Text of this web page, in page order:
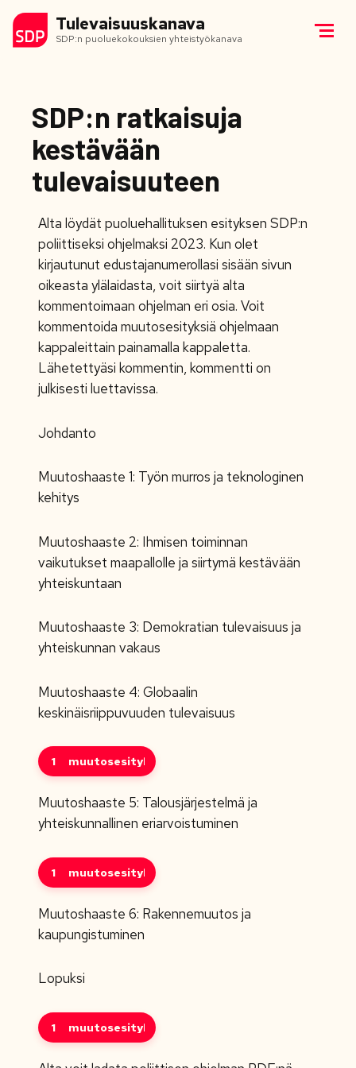
Tulevaisuuskanava
SDP:n puoluekokouksien yhteistyökanava
SDP:n ratkaisuja
kestävään
tulevaisuuteen
Alta löydät puoluehallituksen esityksen SDP:n
poliittiseksi ohjelmaksi 2023. Kun olet
kirjautunut edustajanumerollasi sisään sivun
oikeasta ylälaidasta, voit siirtyä alta
kommentoimaan ohjelman eri osia. Voit
kommentoida muutosesityksiä ohjelmaan
kappaleittain painamalla kappaletta.
Lähetettyäsi kommentin, kommentti on
julkisesti luettavissa.
Johdanto
Muutoshaaste 1: Työn murros ja teknologinen
kehitys
Muutoshaaste 2: Ihmisen toiminnan
vaikutukset maapallolle ja siirtymä kestävään
yhteiskuntaan
Muutoshaaste 3: Demokratian tulevaisuus ja
yhteiskunnan vakaus
Muutoshaaste 4: Globaalin
keskinäisriippuvuuden tulevaisuus
1 muutosesitykset
Muutoshaaste 5: Talousjärjestelmä ja
yhteiskunnallinen eriarvoistuminen
1 muutosesitykset
Muutoshaaste 6: Rakennemuutos ja
kaupungistuminen
Lopuksi
1 muutosesitykset